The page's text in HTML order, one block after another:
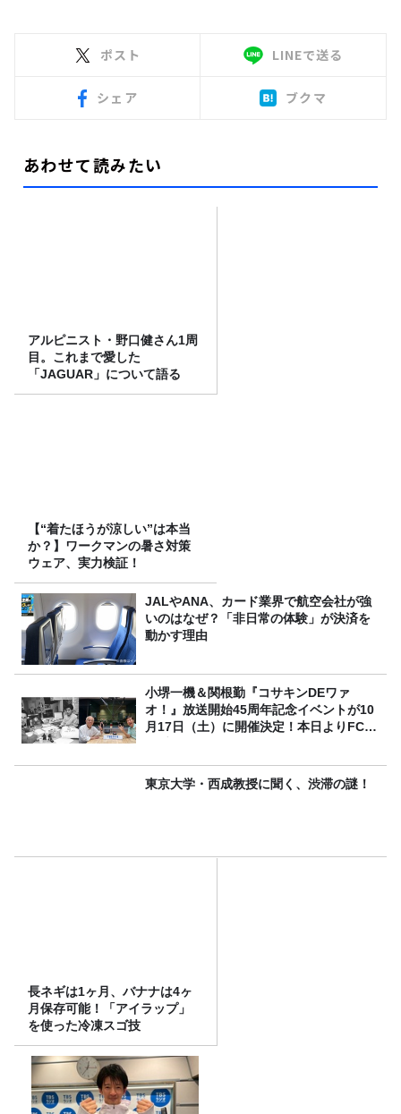
ポスト LINEで送る
シェア ブクマ
あわせて読みたい
アルピニスト・野口健さん1周
目。これまで愛した
「JAGUAR」について語る
【“着たほうが涼しい”は本当
か？】ワークマンの暑さ対策
ウェア、実力検証！
JALやANA、カード業界で航空会社が強
いのはなぜ？「非日常の体験」が決済を
動かす理由
小堺一機＆関根勤『コサキンDEワァ
オ！』放送開始45周年記念イベントが10
月17日（土）に開催決定！本日よりFC先
東京大学・西成教授に聞く、渋滞の謎！
長ネギは1ヶ月、バナナは4ヶ
月保存可能！「アイラップ」
を使った冷凍スゴ技